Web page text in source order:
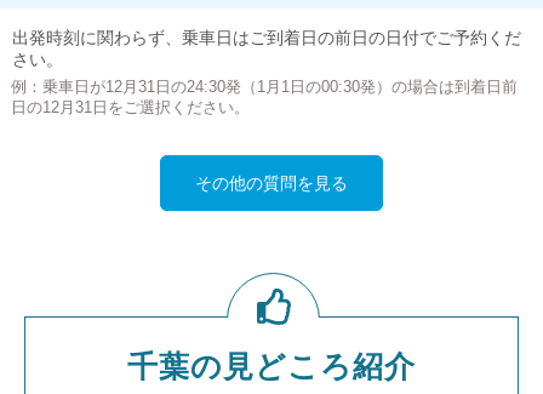
出発時刻に関わらず、乗車日はご到着日の前日の日付でご予約くだ
さい。
例：乗車日が12月31日の24:30発（1月1日の00:30発）の場合は到着日前
日の12月31日をご選択ください。
その他の質問を見る
千葉の見どころ紹介